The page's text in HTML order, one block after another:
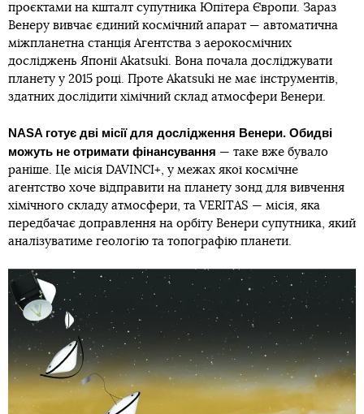
проєктами на кшталт супутника Юпітера Європи. Зараз
Венеру вивчає єдиний космічний апарат — автоматична
міжпланетна станція Агентства з аерокосмічних
досліджень Японії Akatsuki. Вона почала досліджувати
планету у 2015 році. Проте Akatsuki не має інструментів,
здатних дослідити хімічний склад атмосфери Венери.
NASA готує дві місії для дослідження Венери. Обидві
можуть не отримати фінансування — таке вже бувало
раніше. Це місія DAVINCI+, у межах якої космічне
агентство хоче відправити на планету зонд для вивчення
хімічного складу атмосфери, та VERITAS — місія, яка
передбачає доправлення на орбіту Венери супутника, який
аналізуватиме геологію та топографію планети.